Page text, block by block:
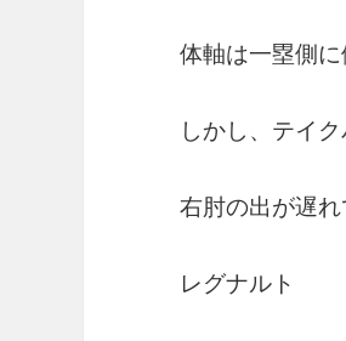
体軸は一塁側に
しかし、テイ
右肘の出が遅れ
レグナルト